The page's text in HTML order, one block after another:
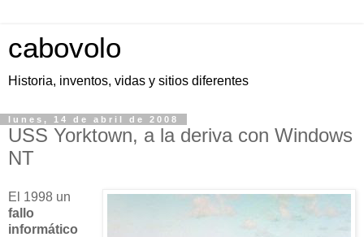
cabovolo
Historia, inventos, vidas y sitios diferentes
lunes, 14 de abril de 2008
USS Yorktown, a la deriva con Windows
NT
El 1998 un
fallo
informático